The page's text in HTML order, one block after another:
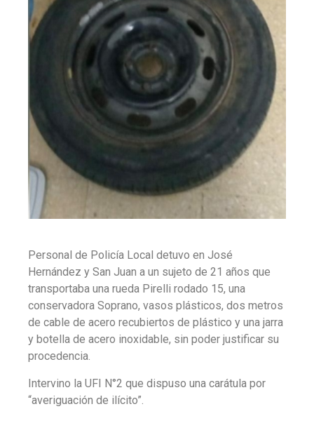
Personal de Policía Local detuvo en José
Hernández y San Juan a un sujeto de 21 años que
transportaba una rueda Pirelli rodado 15, una
conservadora Soprano, vasos plásticos, dos metros
de cable de acero recubiertos de plástico y una jarra
y botella de acero inoxidable, sin poder justificar su
procedencia.
Intervino la UFI N°2 que dispuso una carátula por
“averiguación de ilícito”.